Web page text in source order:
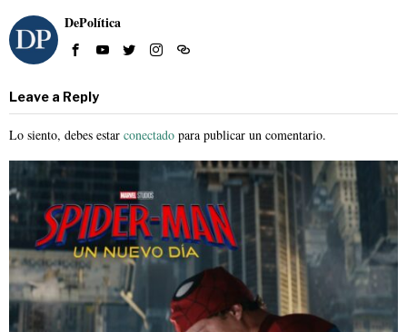
DePolítica
Leave a Reply
Lo siento, debes estar conectado para publicar un comentario.